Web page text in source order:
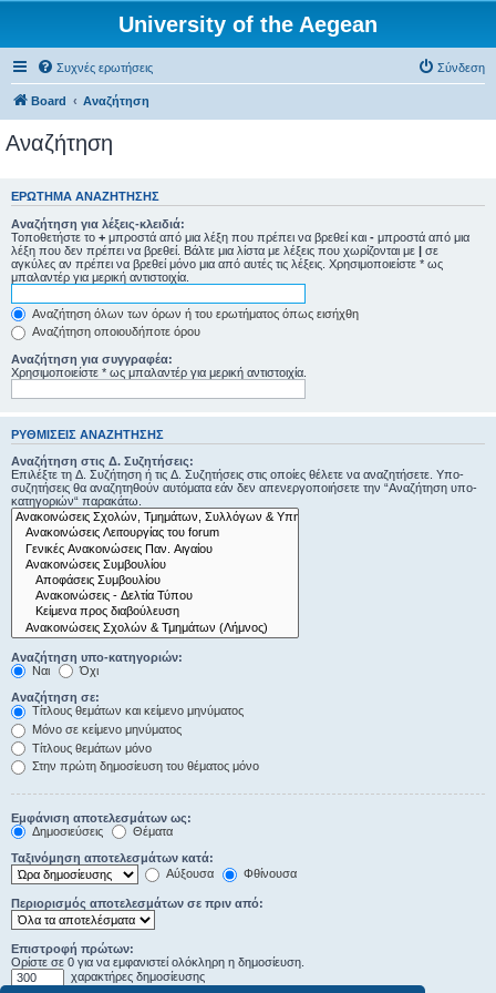
University of the Aegean
Συχνές ερωτήσεις Σύνδεση
Board Αναζήτηση
Αναζήτηση
ΕΡΏΤΗΜΑ ΑΝΑΖΉΤΗΣΗΣ
Αναζήτηση για λέξεις-κλειδιά:
Τοποθετήστε το + μπροστά από μια λέξη που πρέπει να βρεθεί και - μπροστά από μια
λέξη που δεν πρέπει να βρεθεί. Βάλτε μια λίστα με λέξεις που χωρίζονται με | σε
αγκύλες αν πρέπει να βρεθεί μόνο μια από αυτές τις λέξεις. Χρησιμοποιείστε * ως
μπαλαντέρ για μερική αντιστοιχία.
Αναζήτηση όλων των όρων ή του ερωτήματος όπως εισήχθη
Αναζήτηση οποιουδήποτε όρου
Αναζήτηση για συγγραφέα:
Χρησιμοποιείστε * ως μπαλαντέρ για μερική αντιστοιχία.
ΡΥΘΜΊΣΕΙΣ ΑΝΑΖΉΤΗΣΗΣ
Αναζήτηση στις Δ. Συζητήσεις:
Επιλέξτε τη Δ. Συζήτηση ή τις Δ. Συζητήσεις στις οποίες θέλετε να αναζητήσετε. Υπο-
συζητήσεις θα αναζητηθούν αυτόματα εάν δεν απενεργοποιήσετε την “Αναζήτηση υπο-
κατηγοριών“ παρακάτω.
Αναζήτηση υπο-κατηγοριών:
Ναι
Όχι
Αναζήτηση σε:
Τίτλους θεμάτων και κείμενο μηνύματος
Μόνο σε κείμενο μηνύματος
Τίτλους θεμάτων μόνο
Στην πρώτη δημοσίευση του θέματος μόνο
Εμφάνιση αποτελεσμάτων ως:
Δημοσιεύσεις
Θέματα
Ταξινόμηση αποτελεσμάτων κατά:
Αύξουσα
Φθίνουσα
Περιορισμός αποτελεσμάτων σε πριν από:
Επιστροφή πρώτων:
Ορίστε σε 0 για να εμφανιστεί ολόκληρη η δημοσίευση.
χαρακτήρες δημοσίευσης